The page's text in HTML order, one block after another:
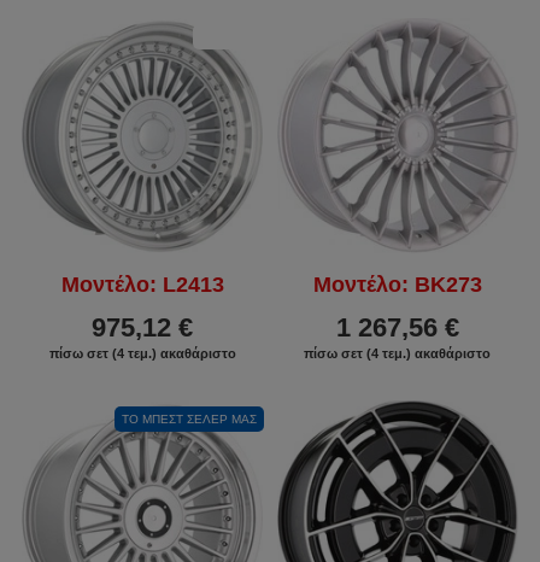
Μοντέλο: L2413
975,12 €
πίσω σετ (4 τεμ.) ακαθάριστο
Μοντέλο: BK273
1 267,56 €
πίσω σετ (4 τεμ.) ακαθάριστο
ΤΟ ΜΠΕΣΤ ΣΈΛΕΡ ΜΑΣ